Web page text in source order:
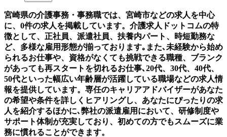
宮崎県の介護事務・事務職では、宮崎市などの求人を中心
に、0件の求人を掲載しています。介護求人ドットコムの特
徴として、正社員、派遣社員、扶養内パート、時短勤務な
ど、多様な雇用形態が揃っております｡また､未経験から始め
られるお仕事や、資格がなくても挑戦できる職種、ブランク
があっても再スタートを切れるお仕事､20代、30代、40代、
50代といった幅広い年齢層が活躍している職場などの求人情
報を提供しています。専任のキャリアアドバイザーがあなた
の希望や条件を詳しくヒアリングし、あなたにぴったりの求
人を紹介するほかに､弊社の派遣雇用において、研修制度や
サポート体制が充実しており、初めての方でもスムーズに業
務に慣れることができます。